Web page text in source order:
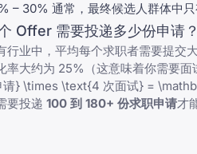
– 30% 通常，最终候选人群体中
Offer 需要投递多少份申请
行业中，平均每个求职者需要提交
率大约为 25%（这意味着你需要
} \times \text{4 次面试} =
要投递 100 到 180+ 份求职申请才